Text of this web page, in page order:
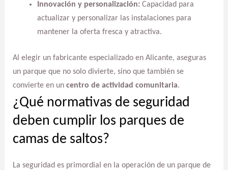
Innovación y personalización:Capacidad para
actualizar y personalizar las instalaciones para
mantener la oferta fresca y atractiva.
Al elegir un fabricante especializado en Alicante, aseguras
un parque que no solo divierte, sino que también se
convierte en un centro de actividad comunitaria.
¿Qué normativas de seguridad
deben cumplir los parques de
camas de saltos?
La seguridad es primordial en la operación de un parque de